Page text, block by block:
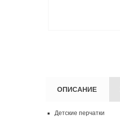
ОПИСАНИЕ
Детские перчатки